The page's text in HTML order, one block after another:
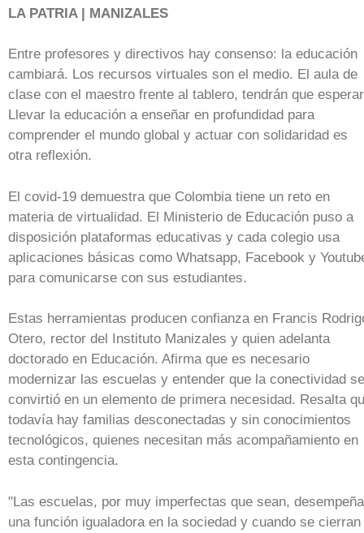
LA PATRIA | MANIZALES
Entre profesores y directivos hay consenso: la educación
cambiará. Los recursos virtuales son el medio. El aula de
clase con el maestro frente al tablero, tendrán que
Llevar la educación a enseñar en profundidad para
comprender el mundo global y actuar con solidaridad es
otra reflexión.
El covid-19 demuestra que Colombia tiene un reto en
materia de virtualidad. El Ministerio de Educación puso a
disposición plataformas educativas y cada colegio usa
aplicaciones básicas como Whatsapp, Facebook y
para comunicarse con sus estudiantes.
Estas herramientas producen confianza en Francis
Otero, rector del Instituto Manizales y quien adelanta
doctorado en Educación. Afirma que es necesario
modernizar las escuelas y entender que la conectividad se
convirtió en un elemento de primera necesidad. Resalta
todavía hay familias desconectadas y sin conocimientos
tecnológicos, quienes necesitan más acompañamiento en
esta contingencia.
"Las escuelas, por muy imperfectas que sean,
una función igualadora en la sociedad y cuando se cierran